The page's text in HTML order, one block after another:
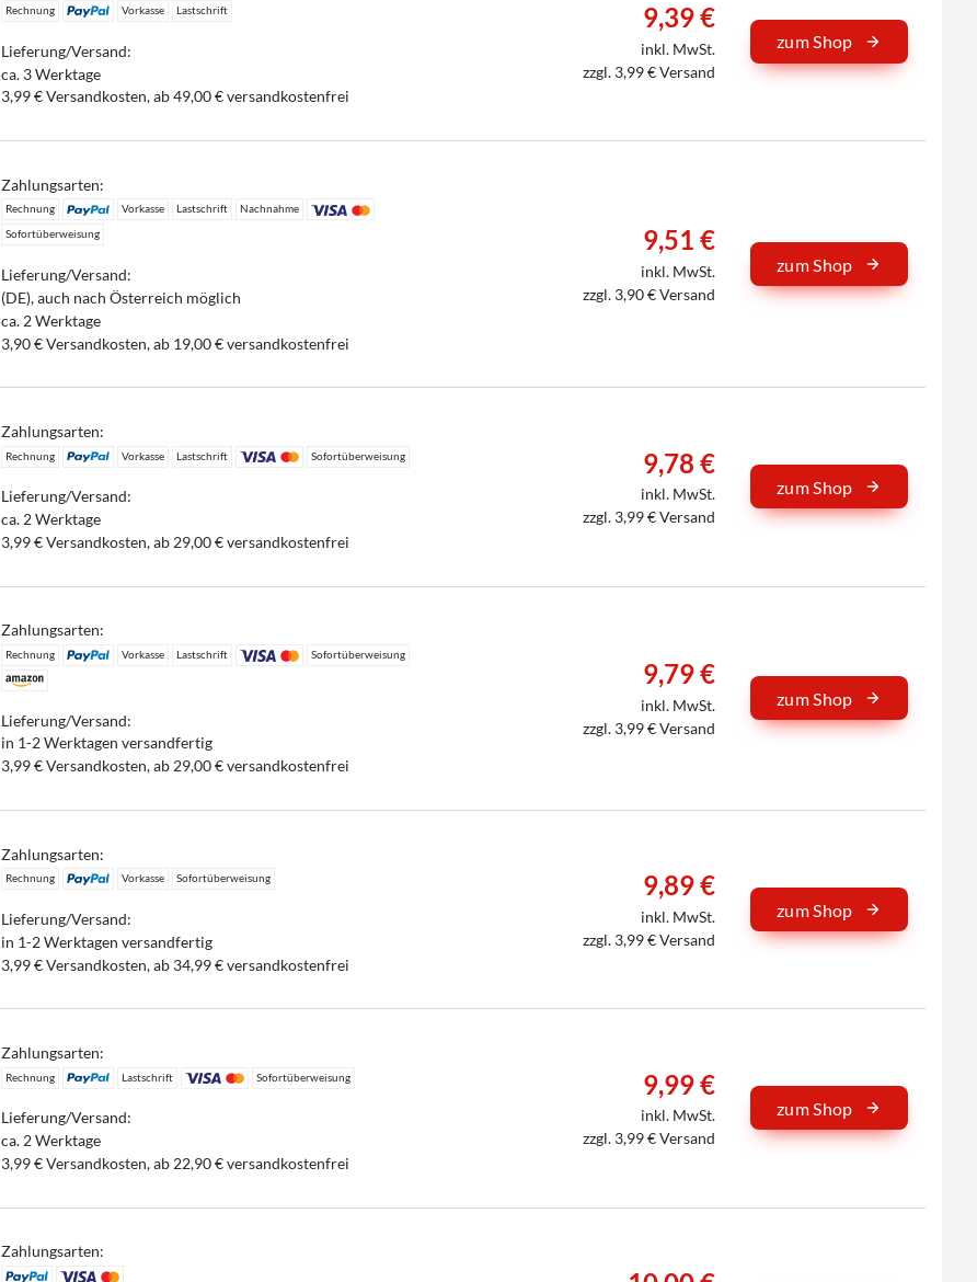
Rechnung Vorkasse Lastschrift
Lieferung/Versand:
ca. 3 Werktage
3,99 € Versandkosten, ab 49,00 € versandkostenfrei
9,39 €
inkl. MwSt.
zzgl. 3,99 € Versand
zum Shop
Zahlungsarten:
Rechnung Vorkasse Lastschrift
Nachnahme
Sofortüberweisung
Lieferung/Versand:
(DE), auch nach Österreich möglich
ca. 2 Werktage
3,90 € Versandkosten, ab 19,00 € versandkostenfrei
9,51 €
inkl. MwSt.
zzgl. 3,90 € Versand
zum Shop
Zahlungsarten:
Rechnung Vorkasse Lastschrift Sofortüberweisung
Lieferung/Versand:
ca. 2 Werktage
3,99 € Versandkosten, ab 29,00 € versandkostenfrei
9,78 €
inkl. MwSt.
zzgl. 3,99 € Versand
zum Shop
Zahlungsarten:
Rechnung Vorkasse Lastschrift Sofortüberweisung
Lieferung/Versand:
in 1-2 Werktagen versandfertig
3,99 € Versandkosten, ab 29,00 € versandkostenfrei
9,79 €
inkl. MwSt.
zzgl. 3,99 € Versand
zum Shop
Zahlungsarten:
Rechnung Vorkasse Sofortüberweisung
Lieferung/Versand:
in 1-2 Werktagen versandfertig
3,99 € Versandkosten, ab 34,99 € versandkostenfrei
9,89 €
inkl. MwSt.
zzgl. 3,99 € Versand
zum Shop
Zahlungsarten:
Rechnung Lastschrift Sofortüberweisung
Lieferung/Versand:
ca. 2 Werktage
3,99 € Versandkosten, ab 22,90 € versandkostenfrei
9,99 €
inkl. MwSt.
zzgl. 3,99 € Versand
zum Shop
Zahlungsarten: